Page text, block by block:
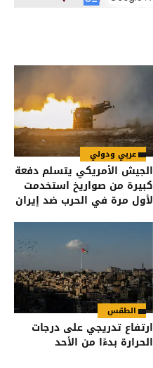
عربي ودولي
الجيش الأمريكي يتسلم دفعة
كبيرة من صواريخ استخدمت
لأول مرة في الحرب ضد إيران
الطقس
ارتفاع تدريجي على درجات
الحرارة بدءًا من الأحد